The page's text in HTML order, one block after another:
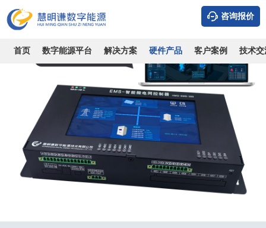
咨询报价
首页 数字能源平台 解决方案 硬件产品 客户案例 技术交